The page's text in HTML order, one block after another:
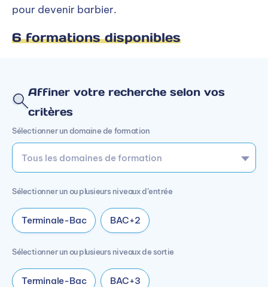
pour devenir barbier.
6 formations disponibles
Affiner votre recherche selon vos
critères
Sélectionner un domaine de formation
Sélectionner un ou plusieurs niveaux d’entrée
Terminale-Bac BAC+2
Sélectionner un ou plusieurs niveaux de sortie
Terminale-Bac BAC+3